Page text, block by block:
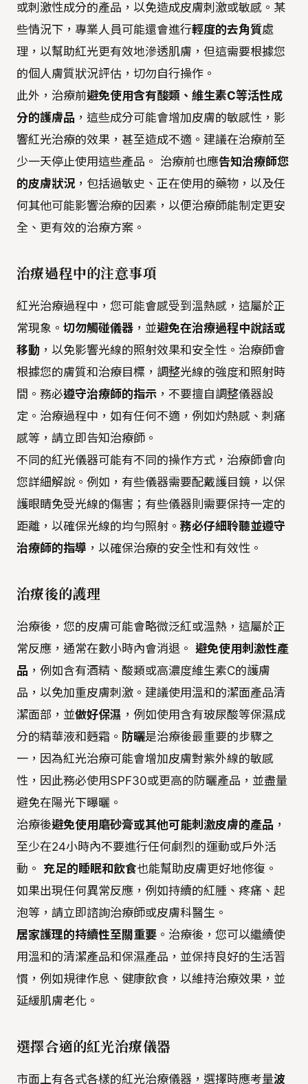
或刺激性成分的產品，以免造成皮膚刺激或敏感。某
些情況下，專業人員可能還會進行輕度的去角質處
理，以幫助紅光更有效地滲透肌膚，但這需要根據您
的個人膚質狀況評估，切勿自行操作。
此外，治療前避免使用含有酸類、維生素C等活性成
分的護膚品 ，這些成分可能會增加皮膚的敏感性，影
響紅光治療的效果，甚至造成不適。建議在治療前至
少一天停止使用這些產品。 治療前也應告知治療師您
的皮膚狀況，包括過敏史、正在使用的藥物，以及任
何其他可能影響治療的因素，以便治療師能制定更安
全、更有效的治療方案。
治療過程中的注意事項
紅光治療過程中，您可能會感受到溫熱感，這屬於正
常現象。 切勿觸碰儀器 ，並避免在治療過程中說話或
移動 ，以免影響光線的照射效果和安全性。治療師會
根據您的膚質和治療目標，調整光線的強度和照射時
間。務必遵守治療師的指示 ，不要擅自調整儀器設
定。治療過程中，如有任何不適，例如灼熱感、刺痛
感等，請立即告知治療師。
不同的紅光儀器可能有不同的操作方式，治療師會向
您詳細解說。例如，有些儀器需要配戴護目鏡，以保
護眼睛免受光線的傷害；有些儀器則需要保持一定的
距離，以確保光線的均勻照射。 務必仔細聆聽並遵守
治療師的指導 ，以確保治療的安全性和有效性。
治療後的護理
治療後，您的皮膚可能會略微泛紅或溫熱，這屬於正
常反應，通常在數小時內會消退。 避免使用刺激性產
品 ，例如含有酒精、酸類或高濃度維生素C的護膚
品，以免加重皮膚刺激。建議使用溫和的潔面產品清
潔面部，並做好保濕 ，例如使用含有玻尿酸等保濕成
分的精華液和麪霜。 防曬是治療後最重要的步驟之
一，因為紅光治療可能會增加皮膚對紫外線的敏感
性，因此務必使用SPF30或更高的防曬產品，並盡量
避免在陽光下曝曬。
治療後避免使用磨砂膏或其他可能刺激皮膚的產品 ，
至少在24小時內不要進行任何劇烈的運動或戶外活
動。 充足的睡眠和飲食也能幫助皮膚更好地修復。
如果出現任何異常反應，例如持續的紅腫、疼痛、起
泡等，請立即諮詢治療師或皮膚科醫生。
居家護理的持續性至關重要 。治療後，您可以繼續使
用溫和的清潔產品和保濕產品，並保持良好的生活習
慣，例如規律作息、健康飲食，以維持治療效果，並
延緩肌膚老化。
選擇合適的紅光治療儀器
市面上有各式各樣的紅光治療儀器，選擇時應考量波